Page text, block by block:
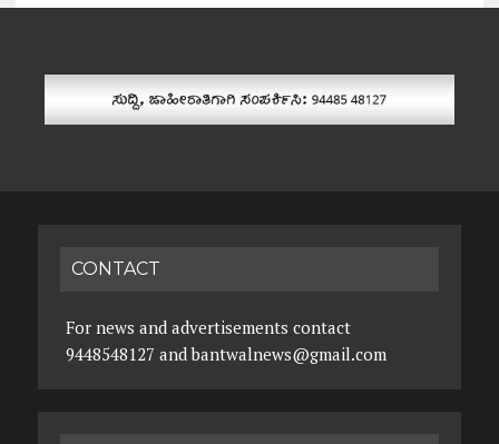
CONTACT
For news and advertisements contact
9448548127 and bantwalnews@gmail.com